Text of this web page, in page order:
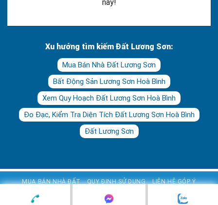
này!
Xu hướng tìm kiếm Đất Lương Sơn:
Mua Bán Nhà Đất Lương Sơn
Bất Động Sản Lương Sơn Hoà Bình
Xem Quy Hoạch Đất Lương Sơn Hoà Bình
Đo Đạc, Kiểm Tra Diện Tích Đất Lương Sơn Hoà Bình
Đất Lương Sơn
MUA BÁN NHÀ ĐẤT QUY ĐỊNH SỬ DỤNG LIÊN HỆ GÓP Ý
Copyright © 2021 Bất động sản Hòa Bình. All rights reserved. Powered by